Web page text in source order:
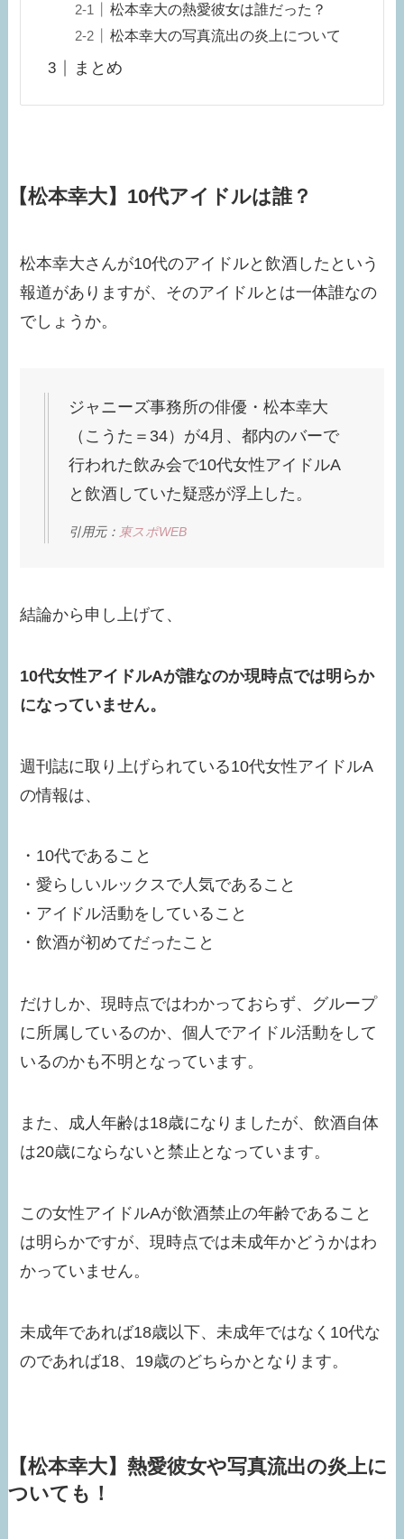
松本幸大の熱愛彼女は誰だった？
松本幸大の写真流出の炎上について
まとめ
【松本幸大】10代アイドルは誰？
松本幸大さんが10代のアイドルと飲酒したという
報道がありますが、そのアイドルとは一体誰なの
でしょうか。
ジャニーズ事務所の俳優・松本幸大
（こうた＝34）が4月、都内のバーで
行われた飲み会で10代女性アイドルA
と飲酒していた疑惑が浮上した。
引用元： 東スポWEB
結論から申し上げて、
10代女性アイドルAが誰なのか現時点では明らか
になっていません。
週刊誌に取り上げられている10代女性アイドルA
の情報は、
・10代であること
・愛らしいルックスで人気であること
・アイドル活動をしていること
・飲酒が初めてだったこと
だけしか、現時点ではわかっておらず、グループ
に所属しているのか、個人でアイドル活動をして
いるのかも不明となっています。
また、成人年齢は18歳になりましたが、飲酒自体
は20歳にならないと禁止となっています。
この女性アイドルAが飲酒禁止の年齢であること
は明らかですが、現時点では未成年かどうかはわ
かっていません。
未成年であれば18歳以下、未成年ではなく10代な
のであれば18、19歳のどちらかとなります。
【松本幸大】熱愛彼女や写真流出の炎上に
ついても！